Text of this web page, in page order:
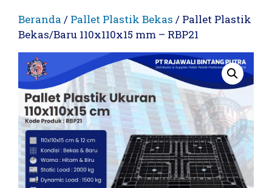
Beranda / Pallet Plastik Bekas / Pallet Plastik
Bekas/Baru 110x110x15 mm – RBP21